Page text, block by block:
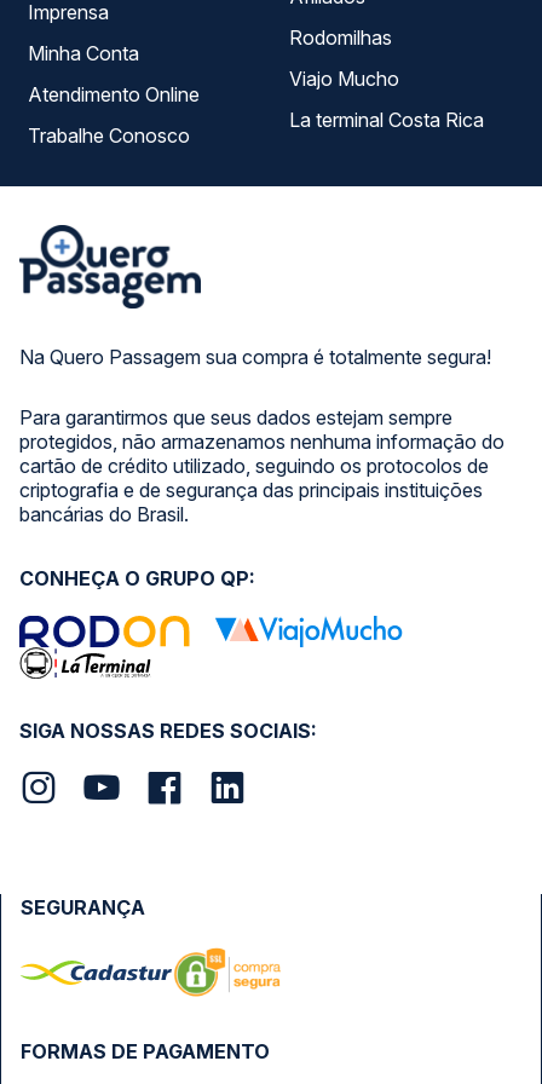
Na Quero Passagem sua compra é totalmente segura!
Para garantirmos que seus dados estejam sempre
protegidos, não armazenamos nenhuma informação do
cartão de crédito utilizado, seguindo os protocolos de
criptografia e de segurança das principais instituições
bancárias do Brasil.
Imprensa
Minha Conta
Atendimento Online
Trabalhe Conosco
Rodomilhas
Viajo Mucho
La terminal Costa Rica
SIGA NOSSAS REDES SOCIAIS:
CONHEÇA O GRUPO QP:
FORMAS DE PAGAMENTO
SEGURANÇA